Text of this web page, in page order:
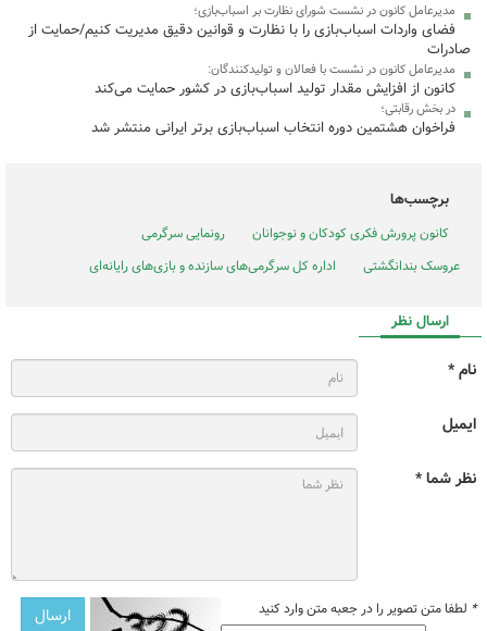
مدیرعامل کانون در نشست شورای نظارت بر اسباب‌بازی؛
فضای واردات اسباب‌بازی را با نظارت و قوانین دقیق مدیریت کنیم/حمایت از
صادرات
مدیرعامل کانون در نشست با فعالان و تولیدکنندگان:
کانون از افزایش مقدار تولید اسباب‌بازی در کشور حمایت می‌کند
در بخش رقابتی؛
فراخوان هشتمین دوره انتخاب اسباب‌بازی برتر ایرانی منتشر شد
برچسب‌ها
کانون پرورش فکری کودکان و نوجوانان
رونمایی سرگرمی
عروسک بندانگشتی
اداره کل سرگرمی‌های سازنده و بازی‌های رایانه‌‌ای
ارسال نظر
نام *
ایمیل
نظر شما *
* لطفا متن تصویر را در جعبه متن وارد کنید